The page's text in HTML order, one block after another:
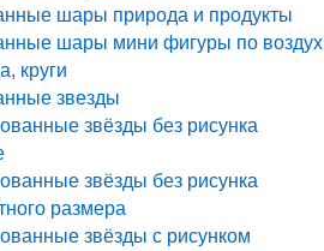
шары природа и продукты
шары мини фигуры по воздух
круги
звезды
звёзды без рисунка
звёзды без рисунка
размера
звёзды с рисунком